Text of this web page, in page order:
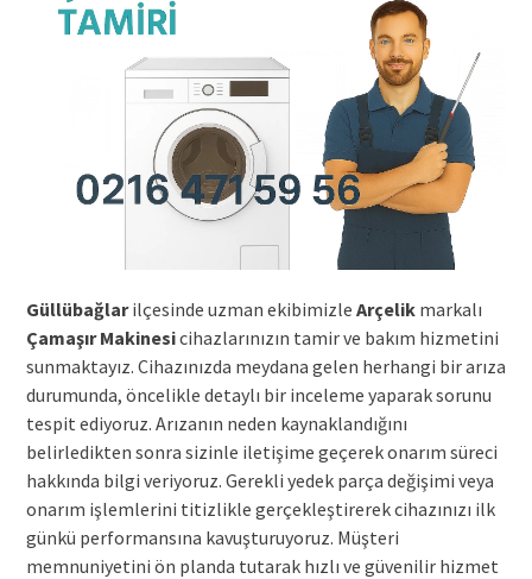
Güllübağlarilçesinde uzman ekibimizle Arçelikmarkalı
Çamaşır Makinesicihazlarınızın tamir ve bakım hizmetini
sunmaktayız. Cihazınızda meydana gelen herhangi bir arıza
durumunda, öncelikle detaylı bir inceleme yaparak sorunu
tespit ediyoruz. Arızanın neden kaynaklandığını
belirledikten sonra sizinle iletişime geçerek onarım süreci
hakkında bilgi veriyoruz. Gerekli yedek parça değişimi veya
onarım işlemlerini titizlikle gerçekleştirerek cihazınızı ilk
günkü performansına kavuşturuyoruz. Müşteri
memnuniyetini ön planda tutarak hızlı ve güvenilir hizmet